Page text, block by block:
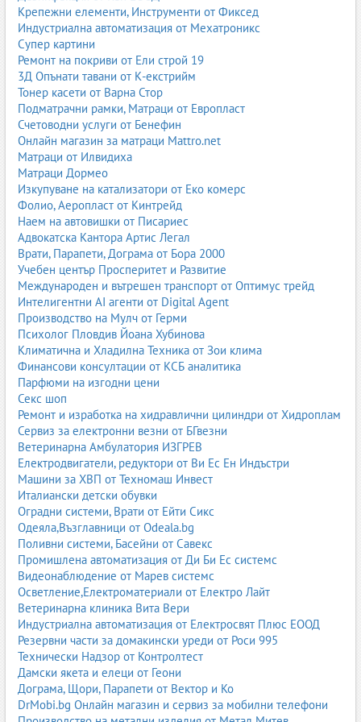
скрин или шкаф за дрехи и пелени
повивалник
удобен стол за кърмене или хранене
меко осветление
Цветовете обикновено са меки и пастелни, а материалите –
лесни за почистване и безопасни.
Детски стаи за малки деца
Когато детето започне да ходи и да играе активно, стаята
трябва да предлага повече свобода на движение и зони за
игра. Важни са:
ниско легло или легло с предпазни бордове
отворени шкафове и кутии за играчки
мека постелка или килим за игра
безопасни ръбове и стабилни мебели
Детски стаи за ученици
С началото на училище се появява нова ключова зона –
мястото за учене. Стаята трябва да съчетава сън, игра и
концентрация:
удобно легло
бюро с подходяща височина
ергономичен стол
библиотека или рафтове за книги
гардероб и скрин
Детски стаи за тийнейджъри
Тийнейджърската стая е по-близо до „младежка стая“ – тя е
лична територия, в която детето вече има ясно изразен вкус.
Важни са:
по-голямо легло
просторно бюро
зона за хоби (музика, рисуване, спорт)
повече място за съхранение
Универсални детски стаи
Универсалните решения са подходящи за родители, които
искат стаята да „расте“ с детето. Избират се неутрални цветове,
модулни мебели и функционални системи, които могат да се
пренареждат.
Крепежни елементи, Инструменти от Фиксед
Индустриална автоматизация от Мехатроникс
Супер картини
Ремонт на покриви от Ели строй 19
3Д Опънати тавани от К-екстрийм
Тонер касети от Варна Стор
Подматрачни рамки, Матраци от Европласт
Счетоводни услуги от Бенефин
Онлайн магазин за матраци Mattro.net
Матраци от Илвидиха
Матраци Дормео
Изкупуване на катализатори от Еко комерс
Фолио, Аеропласт от Кинтрейд
Наем на автовишки от Писариес
Адвокатска Кантора Артис Легал
Врати, Парапети, Дограма от Бора 2000
Учебен център Просперитет и Развитие
Международен и вътрешен транспорт от Оптимус трейд
Интелигентни AI агенти от Digital Agent
Производство на Мулч от Герми
Психолог Пловдив Йоана Хубинова
Климатична и Хладилна Техника от Зои клима
Финансови консултации от КСБ аналитика
Парфюми на изгодни цени
Секс шоп
Ремонт и изработка на хидравлични цилиндри от Хидроплам
Сервиз за електронни везни от БГвезни
Ветеринарна Амбулатория ИЗГРЕВ
Електродвигатели, редуктори от Ви Ес Ен Индъстри
Машини за ХВП от Техномаш Инвест
Италиански детски обувки
Оградни системи, Врати от Ейти Сикс
Одеяла,Възглавници от Odeala.bg
Поливни системи, Басейни от Савекс
Промишлена автоматизация от Ди Би Ес системс
Видеонаблюдение от Марев системс
Осветление,Електроматериали от Електро Лайт
Ветеринарна клиника Вита Вери
Индустриална автоматизация от Електросвят Плюс ЕООД
Резервни части за домакински уреди от Роси 995
Технически Надзор от Контролтест
Дамски якета и елеци от Геони
Дограма, Щори, Парапети от Вектор и Ко
DrMobi.bg Онлайн магазин и сервиз за мобилни телефони